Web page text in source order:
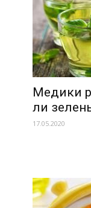
Медики
ли
17.05.2020